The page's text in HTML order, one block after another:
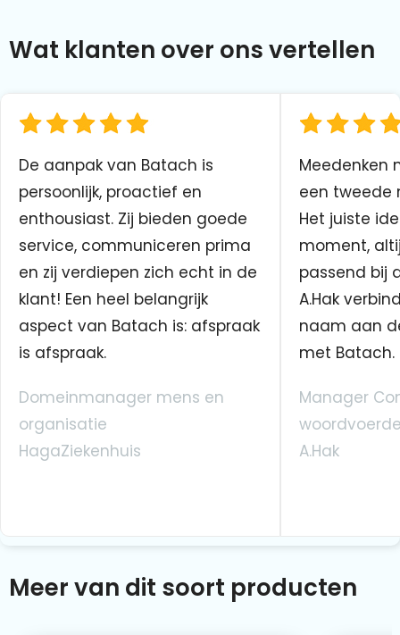
Wat klanten over ons vertellen
De aanpak van Batach is
persoonlijk, proactief en
enthousiast. Zij bieden goede
service, communiceren prima
en zij verdiepen zich echt in de
klant! Een heel belangrijk
aspect van Batach is: afspraak
is afspraak.
Domeinmanager mens en
organisatie
HagaZiekenhuis
Meedenken
een tweede
Het juiste
moment,
passend bij
A.Hak
naam aan
met Batach.
Manager
A.Hak
Meer van dit soort producten